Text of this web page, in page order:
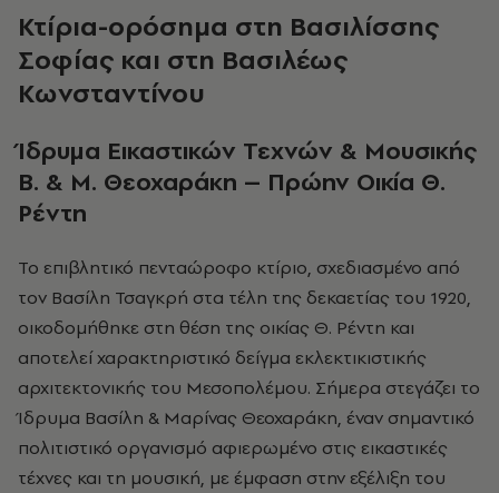
Κτίρια-ορόσημα στη Βασιλίσσης
Σοφίας και στη Βασιλέως
Κωνσταντίνου
Ίδρυμα Εικαστικών Τεχνών & Μουσικής
Β. & Μ. Θεοχαράκη – Πρώην Οικία Θ.
Ρέντη
Το επιβλητικό πενταώροφο κτίριο, σχεδιασμένο από
τον Βασίλη Τσαγκρή στα τέλη της δεκαετίας του 1920,
οικοδομήθηκε στη θέση της οικίας Θ. Ρέντη και
αποτελεί χαρακτηριστικό δείγμα εκλεκτικιστικής
αρχιτεκτονικής του Μεσοπολέμου. Σήμερα στεγάζει το
Ίδρυμα Βασίλη & Μαρίνας Θεοχαράκη, έναν σημαντικό
πολιτιστικό οργανισμό αφιερωμένο στις εικαστικές
τέχνες και τη μουσική, με έμφαση στην εξέλιξη του